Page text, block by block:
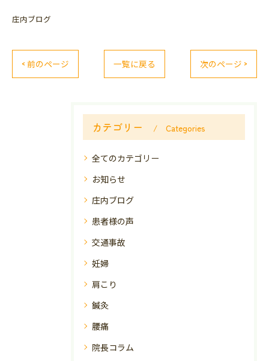
庄内ブログ
< 前のページ 一覧に戻る 次のページ >
カテゴリー Categories
全てのカテゴリー
お知らせ
庄内ブログ
患者様の声
交通事故
妊婦
肩こり
鍼灸
腰痛
院長コラム